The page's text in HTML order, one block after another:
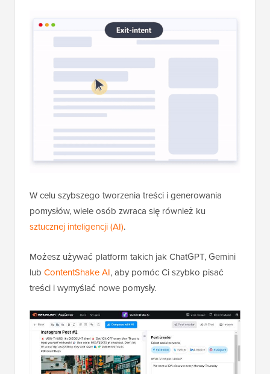
W celu szybszego tworzenia treści i generowania
pomysłów, wiele osób zwraca się również ku
sztucznej inteligencji (AI).
Możesz używać platform takich jak ChatGPT, Gemini
lub ContentShake AI, aby pomóc Ci szybko pisać
treści i wymyślać nowe pomysły.